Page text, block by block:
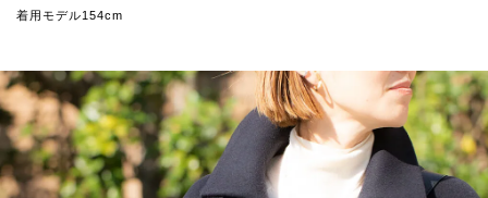
着用モデル154cm